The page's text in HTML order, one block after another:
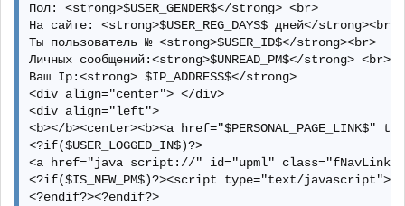
Пол: <strong>$USER_GENDER$</strong> <br>
На сайте: <strong>$USER_REG_DAYS$ дней</strong><br>
Ты пользователь № <strong>$USER_ID$</strong><br>
Личных сообщений:<strong>$UNREAD_PM$</strong> <br>
Ваш Ip:<strong> $IP_ADDRESS$</strong>
<div align="center"> </div>
<div align="left">
<b></b><center><b><a
<?if($USER_LOGGED_IN$)?>
<a href="java script://" id="upml" class="fNavLink"
<?if($IS_NEW_PM$)?><script type="text/
<?endif?><?endif?>